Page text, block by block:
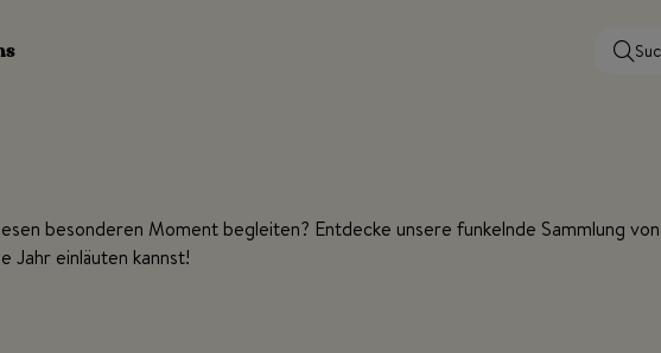
besonderen Moment begleiten? Entdecke unsere funkelnde Sammlung von
Jahr einläuten kannst!